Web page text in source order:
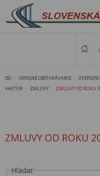
SSC VEREJNÉ OBSTARÁVANIE
FAKTÚR
ZMLUVY ZMLUVY OD ROKU
ZMLUVY OD ROKU
Hľadať